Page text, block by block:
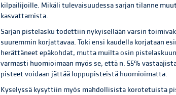
kilpailijoille. Mikäli tulevaisuudessa sarjan tilanne
kasvattamista.
Sarjan pistelasku todettiin nykyisellään varsin
suuremmin korjattavaa. Toki ensi kaudella korjataan
herättäneet epäkohdat, mutta muilta osin
varmasti huomioimaan myös se, että n. 55%
pisteet voidaan jättää loppupisteistä huomioimatta.
Kyselyssä kysyttiin myös mahdollisista korotetuista